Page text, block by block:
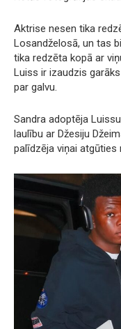
Aktrise nesen tika
Losandželosā, un tas
tika redzēta kopā ar
Luiss ir izaudzis
par galvu.
Sandra adoptēja
laulību ar Džesiju
palīdzēja viņai